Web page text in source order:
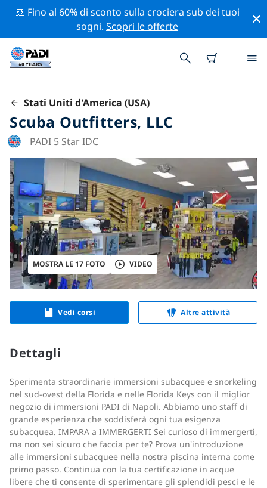
🚢 Fino al 60% di sconto sulla crociera sub dei tuoi
sogni.Scopri le offerte
Stati Uniti d'America (USA)
Scuba Outfitters, LLC
PADI 5 Star IDC
MOSTRA LE 17 FOTO VIDEO
Vedi corsi Altre attività
Dettagli
Sperimenta straordinarie immersioni subacquee e snorkeling
nel sud-ovest della Florida e nelle Florida Keys con il miglior
negozio di immersioni PADI di Napoli. Abbiamo uno staff di
grande esperienza che soddisferà ogni tua esigenza
subacquea. IMPARA a IMMERGERTI Sei curioso di immergerti,
ma non sei sicuro che faccia per te? Prova un'introduzione
alle immersioni subacquee nella nostra piscina interna come
primo passo. Continua con la tua certificazione in acque
libere che ti consente di sperimentare gli splendidi pesci e le